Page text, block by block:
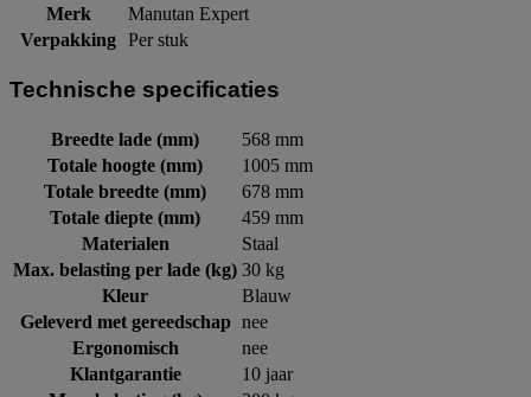
Merk
Manutan Expert
Verpakking Per stuk
Technische specificaties
Breedte lade (mm)
568 mm
Totale hoogte (mm)
1005 mm
Totale breedte (mm)
678 mm
Totale diepte (mm)
459 mm
Materialen
Staal
Max. belasting per lade (kg) 30 kg
Kleur
Blauw
Geleverd met gereedschap nee
Ergonomisch
nee
Klantgarantie
10 jaar